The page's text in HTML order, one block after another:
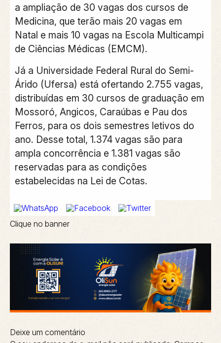
a ampliação de 30 vagas dos cursos de
Medicina, que terão mais 20 vagas em
Natal e mais 10 vagas na Escola Multicampi
de Ciências Médicas (EMCM).
Já a Universidade Federal Rural do Semi-
Árido (Ufersa) está ofertando 2.755 vagas,
distribuídas em 30 cursos de graduação em
Mossoró, Angicos, Caraúbas e Pau dos
Ferros, para os dois semestres letivos do
ano. Desse total, 1.374 vagas são para
ampla concorrência e 1.381 vagas são
reservadas para as condições
estabelecidas na Lei de Cotas.
Clique no banner
Deixe um comentário